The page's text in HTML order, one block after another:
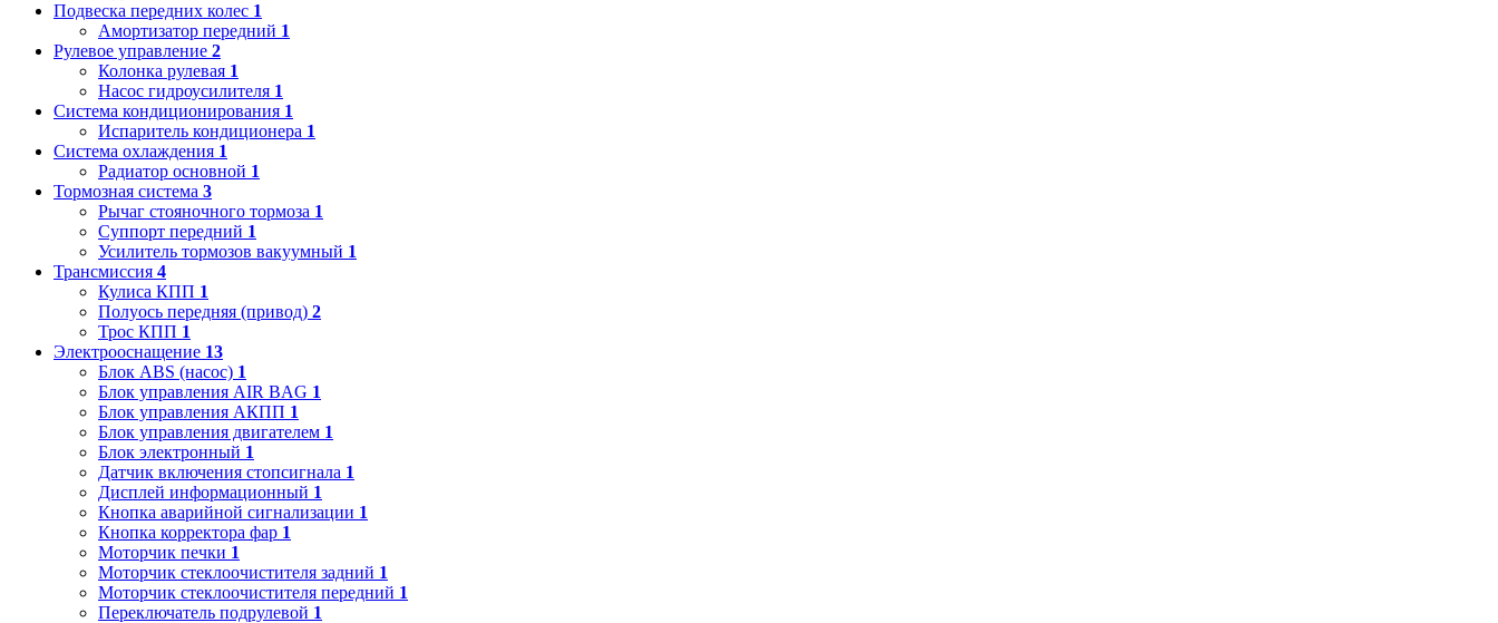
Подвеска передних колес 1
Амортизатор передний 1
Рулевое управление 2
Колонка рулевая 1
Насос гидроусилителя 1
Система кондиционирования 1
Испаритель кондиционера 1
Система охлаждения 1
Радиатор основной 1
Тормозная система 3
Рычаг стояночного тормоза 1
Суппорт передний 1
Усилитель тормозов вакуумный 1
Трансмиссия 4
Кулиса КПП 1
Полуось передняя (привод) 2
Трос КПП 1
Электрооснащение 13
Блок ABS (насос) 1
Блок управления AIR BAG 1
Блок управления АКПП 1
Блок управления двигателем 1
Блок электронный 1
Датчик включения стопсигнала 1
Дисплей информационный 1
Кнопка аварийной сигнализации 1
Кнопка корректора фар 1
Моторчик печки 1
Моторчик стеклоочистителя задний 1
Моторчик стеклоочистителя передний 1
Переключатель подрулевой 1